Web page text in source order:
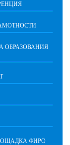
ОБРАЗОВАНИЯ
ФИРО